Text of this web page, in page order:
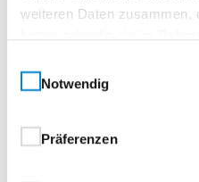
weiteren Daten zusammen,
Notwendig
Präferenzen
Einbaudaten